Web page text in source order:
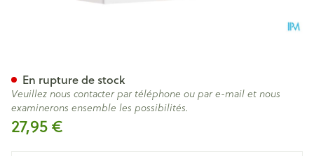
27,95 €
En rupture de stock
Veuillez nous contacter par téléphone ou par e-mail et nous
examinerons ensemble les possibilités.